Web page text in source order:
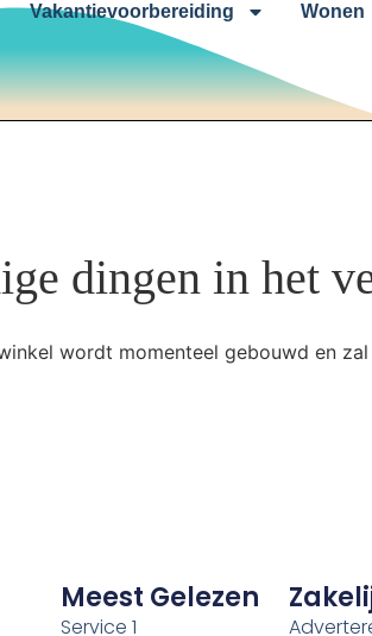
Vakantievoorbereiding Wonen
dingen in het
wordt momenteel gebouwd en
Meest Gelezen
Service 1